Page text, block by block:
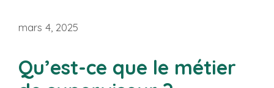
mars 4, 2025
Qu’est-ce que le métier